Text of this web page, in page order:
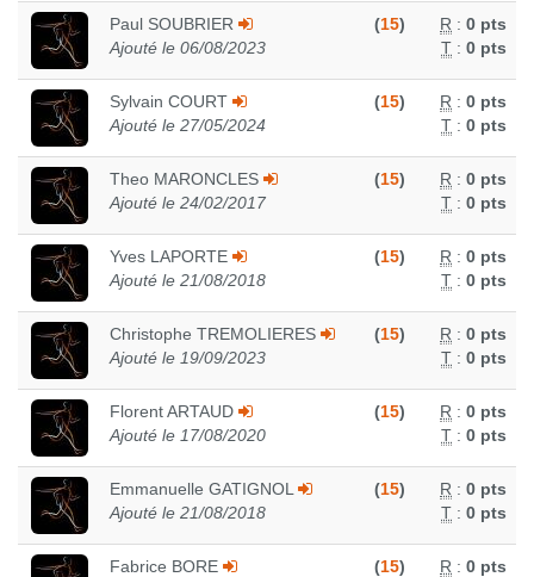
Paul SOUBRIER
Ajouté le 06/08/2023
(15) R : 0 pts
T : 0 pts
Sylvain COURT
Ajouté le 27/05/2024
(15) R : 0 pts
T : 0 pts
Theo MARONCLES
Ajouté le 24/02/2017
(15) R : 0 pts
T : 0 pts
Yves LAPORTE
Ajouté le 21/08/2018
(15) R : 0 pts
T : 0 pts
Christophe TREMOLIERES
Ajouté le 19/09/2023
(15) R : 0 pts
T : 0 pts
Florent ARTAUD
Ajouté le 17/08/2020
(15) R : 0 pts
T : 0 pts
Emmanuelle GATIGNOL
Ajouté le 21/08/2018
(15) R : 0 pts
T : 0 pts
Fabrice BORE
(15) R : 0 pts